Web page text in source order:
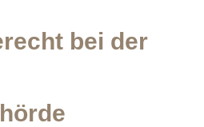
bei der